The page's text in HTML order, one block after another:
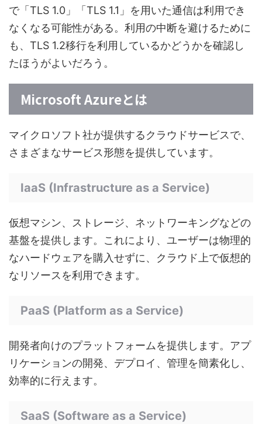
で「TLS 1.0」「TLS 1.1」を用いた通信は利用でき
なくなる可能性がある。利用の中断を避けるために
も、TLS 1.2移行を利用しているかどうかを確認し
たほうがよいだろう。
Microsoft Azureとは
マイクロソフト社が提供するクラウドサービスで、
さまざまなサービス形態を提供しています。
IaaS (Infrastructure as a Service)
仮想マシン、ストレージ、ネットワーキングなどの
基盤を提供します。これにより、ユーザーは物理的
なハードウェアを購入せずに、クラウド上で仮想的
なリソースを利用できます。
PaaS (Platform as a Service)
開発者向けのプラットフォームを提供します。アプ
リケーションの開発、デプロイ、管理を簡素化し、
効率的に行えます。
SaaS (Software as a Service)